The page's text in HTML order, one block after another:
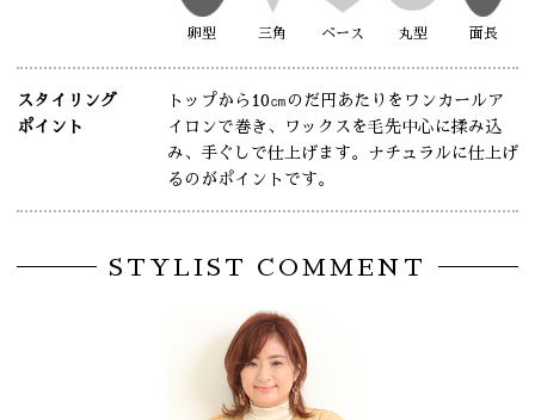
卵型 三角 ベース 丸型 面長
スタイリング
ポイント
トップから10㎝のだ円あたりをワンカールア
イロンで巻き、ワックスを毛先中心に揉み込
み、手ぐしで仕上げます。ナチュラルに仕上げ
るのがポイントです。
STYLIST COMMENT